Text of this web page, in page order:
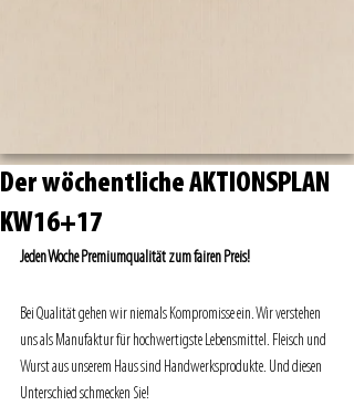
Der wöchentliche AKTIONSPLAN
KW16+17
Jeden Woche Premiumqualität zum fairen Preis!
Bei Qualität gehen wir niemals Kompromisse ein. Wir verstehen
uns als Manufaktur für hochwertigste Lebensmittel. Fleisch und
Wurst aus unserem Haus sind Handwerksprodukte. Und diesen
Unterschied schmecken Sie!